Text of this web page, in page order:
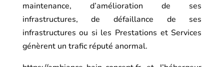
maintenance, d’amélioration de ses
infrastructures, de défaillance de ses
infrastructures ou si les Prestations et Services
génèrent un trafic réputé anormal.